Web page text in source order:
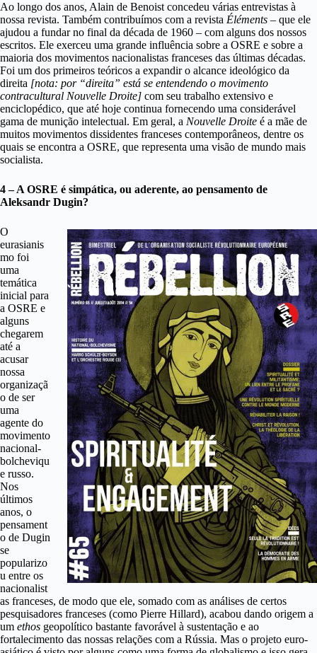
Ao longo dos anos, Alain de Benoist concedeu várias entrevistas à
nossa revista. Também contribuímos com a revista Éléments – que ele
ajudou a fundar no final da década de 1960 – com alguns dos nossos
escritos. Ele exerceu uma grande influência sobre a OSRE e sobre a
maioria dos movimentos nacionalistas franceses das últimas décadas.
Foi um dos primeiros teóricos a expandir o alcance ideológico da
direita [nota: por “direita” está se entendendo o movimento
contracultural Nouvelle Droite] com seu trabalho extensivo e
enciclopédico, que até hoje continua fornecendo uma considerável
gama de munição intelectual. Em geral, a Nouvelle Droite é a mãe de
muitos movimentos dissidentes franceses contemporâneos, dentre os
quais se encontra a OSRE, que representa uma visão de mundo mais
socialista.
4 – A OSRE é simpática, ou aderente, ao pensamento de
Aleksandr Dugin?
O
eurasianis
mo foi
uma
temática
inicial para
a OSRE e
alguns
chegarem
até a
acusar
nossa
organizaçã
o de ser
uma
agente do
movimento
nacional-
bolcheviqu
e russo.
Nos
últimos
anos, o
pensament
o de Dugin
se
popularizo
u entre os
nacionalist
as franceses, de modo que ele, somado com as análises de certos
pesquisadores franceses (como Pierre Hillard), acabou dando origem a
um ethos geopolítico bastante favorável à sustentação e ao
fortalecimento das nossas relações com a Rússia. Mas o projeto euro-